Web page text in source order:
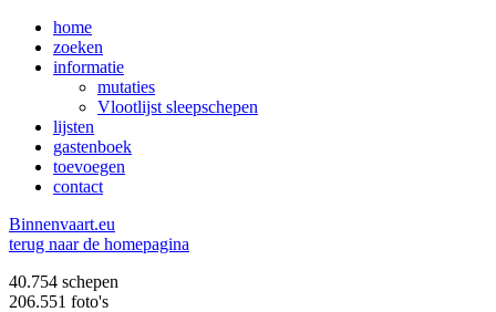
home
zoeken
informatie
mutaties
Vlootlijst sleepschepen
lijsten
gastenboek
toevoegen
contact
Binnenvaart.eu
terug naar de homepagina
40.754 schepen
206.551 foto's